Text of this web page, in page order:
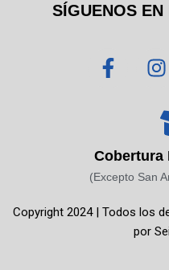
SÍGUENOS
F
a
o
o
-
I
n
t
a
g
r
Cobertura
(Excepto San
Copyright 2024 | Todos los
por